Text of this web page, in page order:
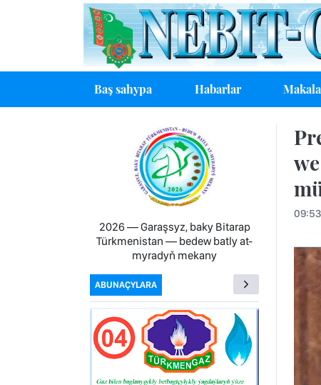
Baş sahypa Habarlar
2026 — Garaşsyz, baky Bitarap
Türkmenistan — bedew batly at-
myradyň mekany
ABUNAÇYLARA